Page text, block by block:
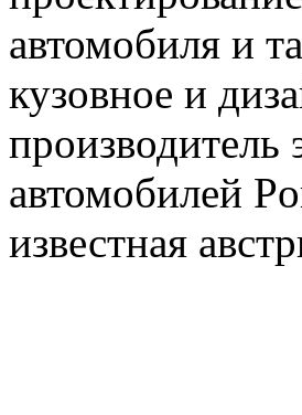
автомобиля и
кузовное и
производитель
автомобилей
известная